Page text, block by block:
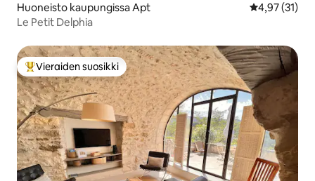
Huoneisto kaupungissa Apt
4,97 (31)
Le Petit Delphia
Vieraiden suosikkien parhaimmistoa
Vieraiden suosikki